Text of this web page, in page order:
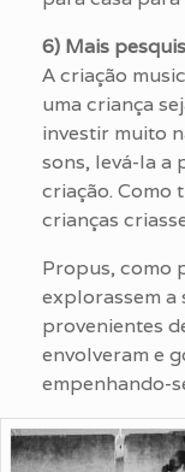
6) Mais
A criação
uma criança
investir muito
sons, levá-la a
criação. Como
crianças
Propus, como
explorassem a
provenientes
envolveram e
empenhando-